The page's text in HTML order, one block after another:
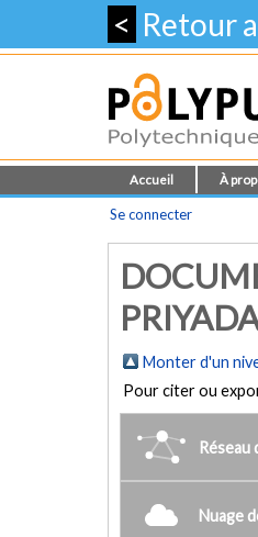
< Retour
Accueil À
Se connecter
Monter d'un
Pour citer ou
Nuage